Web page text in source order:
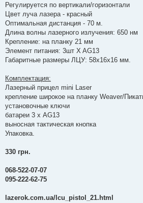
Регулируется по вертикали/горизонтали
Цвет луча лазера - красный
Оптимальная дистанция - 70 м.
Длина волны лазерного излучения: 650 нм
Крепление: на планку 21 мм
Элемент питания: 3шт X AG13
Габаритные размеры ЛЦУ: 58х16х16 мм.
Комплектация:
Лазерный прицел mini Laser
крепление широкое на планку Weaver/
установочные ключи
батареи 3 х AG13
выносная тактическая кнопка
Упаковка.
330 грн.
068-522-07-07
095-222-62-75
lazerok.com.ua/lcu_pistol_21.html